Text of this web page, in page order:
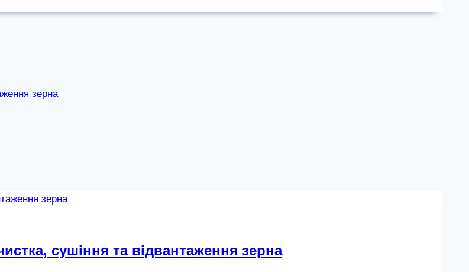
зерна
сушіння та відвантаження зерна